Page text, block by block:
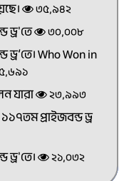
৩৫,৯৪২
ড্র'তে ৩০,০০৮
Who Won in
যারা ২৩,৯৯৩
প্রাইজবন্ড ড্র
ড্র'তে। ২১,০৩২